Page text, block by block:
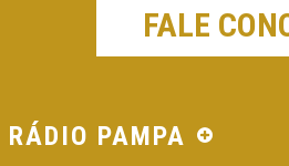
FALE
RÁDIO PAMPA